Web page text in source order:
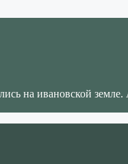
на ивановской